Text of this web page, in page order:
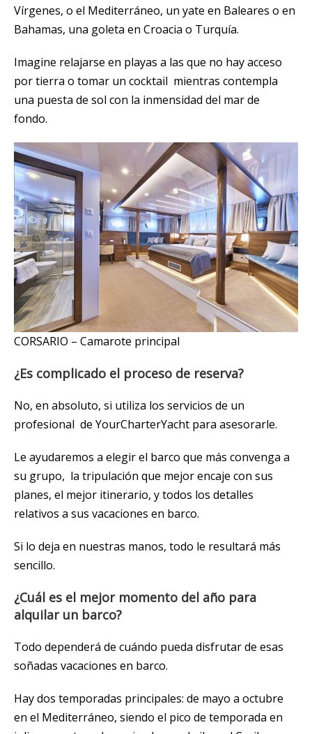
Vírgenes, o el Mediterráneo, un yate en Baleares o en
Bahamas, una goleta en Croacia o Turquía.
Imagine relajarse en playas a las que no hay acceso
por tierra o tomar un cocktail mientras contempla
una puesta de sol con la inmensidad del mar de
fondo.
CORSARIO – Camarote principal
¿Es complicado el proceso de reserva?
No, en absoluto, si utiliza los servicios de un
profesional de YourCharterYacht para asesorarle.
Le ayudaremos a elegir el barco que más convenga a
su grupo, la tripulación que mejor encaje con sus
planes, el mejor itinerario, y todos los detalles
relativos a sus vacaciones en barco.
Si lo deja en nuestras manos, todo le resultará más
sencillo.
¿Cuál es el mejor momento del año para
alquilar un barco?
Todo dependerá de cuándo pueda disfrutar de esas
soñadas vacaciones en barco.
Hay dos temporadas principales: de mayo a octubre
en el Mediterráneo, siendo el pico de temporada en